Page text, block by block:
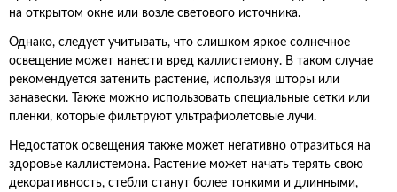
на открытом окне или возле светового источника.
Однако, следует учитывать, что слишком яркое солнечное
освещение может нанести вред каллистемону. В таком случае
рекомендуется затенить растение, используя шторы или
занавески. Также можно использовать специальные сетки или
пленки, которые фильтруют ультрафиолетовые лучи.
Недостаток освещения также может негативно отразиться на
здоровье каллистемона. Растение может начать терять свою
декоративность, стебли станут более тонкими и длинными,